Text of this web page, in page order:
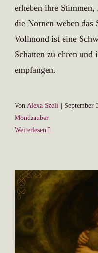
erheben ihre
die Nornen weben das
Vollmond ist eine
Schatten zu ehren
empfangen.
Von Alexa Szeli | September
Mondzauber
Weiterlesen